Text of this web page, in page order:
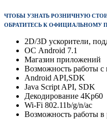
ЧТОБЫ УЗНАТЬ РОЗНИЧНУЮ
ОБРАТИТЕСЬ К ОФИЦИАЛЬНОМУ
2D/3D ускорители,
ОС Android 7.1
Магазин приложений
Возможность работы
Android API,SDK
Java Script API, SDK
Декодирование 4Kp60
Wi-Fi 802.11b/g/n/ac
Возможность работы в